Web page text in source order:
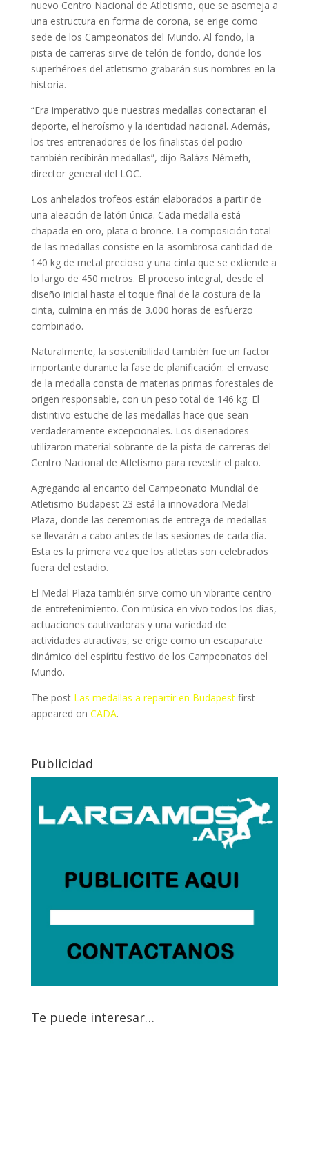
nuevo Centro Nacional de Atletismo, que se asemeja a
una estructura en forma de corona, se erige como
sede de los Campeonatos del Mundo. Al fondo, la
pista de carreras sirve de telón de fondo, donde los
superhéroes del atletismo grabarán sus nombres en la
historia.
“Era imperativo que nuestras medallas conectaran el
deporte, el heroísmo y la identidad nacional. Además,
los tres entrenadores de los finalistas del podio
también recibirán medallas”, dijo Balázs Németh,
director general del LOC.
Los anhelados trofeos están elaborados a partir de
una aleación de latón única. Cada medalla está
chapada en oro, plata o bronce. La composición total
de las medallas consiste en la asombrosa cantidad de
140 kg de metal precioso y una cinta que se extiende a
lo largo de 450 metros. El proceso integral, desde el
diseño inicial hasta el toque final de la costura de la
cinta, culmina en más de 3.000 horas de esfuerzo
combinado.
Naturalmente, la sostenibilidad también fue un factor
importante durante la fase de planificación: el envase
de la medalla consta de materias primas forestales de
origen responsable, con un peso total de 146 kg. El
distintivo estuche de las medallas hace que sean
verdaderamente excepcionales. Los diseñadores
utilizaron material sobrante de la pista de carreras del
Centro Nacional de Atletismo para revestir el palco.
Agregando al encanto del Campeonato Mundial de
Atletismo Budapest 23 está la innovadora Medal
Plaza, donde las ceremonias de entrega de medallas
se llevarán a cabo antes de las sesiones de cada día.
Esta es la primera vez que los atletas son celebrados
fuera del estadio.
El Medal Plaza también sirve como un vibrante centro
de entretenimiento. Con música en vivo todos los días,
actuaciones cautivadoras y una variedad de
actividades atractivas, se erige como un escaparate
dinámico del espíritu festivo de los Campeonatos del
Mundo.
The post Las medallas a repartir en Budapestfirst
appeared on CADA.
Publicidad
Te puede interesar…